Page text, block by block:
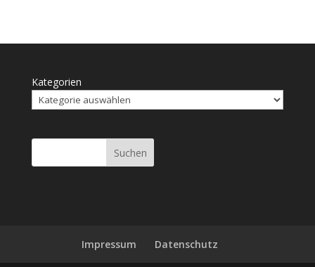
Kategorien
Suchen
Impressum Daten­schutz